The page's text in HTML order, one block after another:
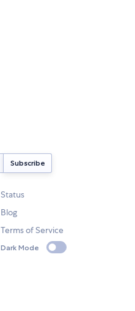
Status
Blog
Terms of Service
Dark Mode